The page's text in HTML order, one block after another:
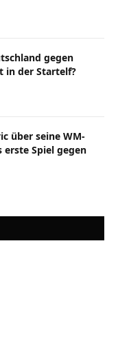
gegen
in der Startelf?
über seine WM-
erste Spiel gegen